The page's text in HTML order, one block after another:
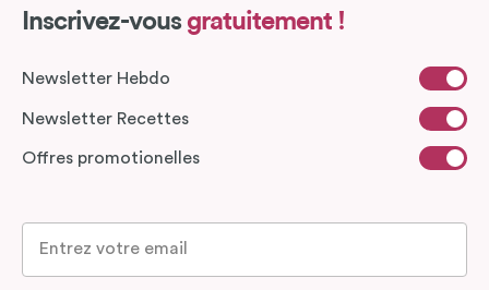
Inscrivez-vous gratuitement !
Newsletter Hebdo
Newsletter Recettes
Offres promotionelles